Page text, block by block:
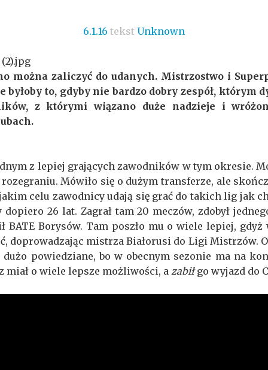
6.1.16 tekst Unknown
można zaliczyć do udanych. Mistrzostwo i
to, gdyby nie bardzo dobry zespół, którym
z którymi wiązano duże nadzieje i
z lepiej grających zawodników w tym okresie.
Mówiło się o dużym transferze, ale
celu zawodnicy udają się grać do takich lig jak
26 lat. Zagrał tam 20 meczów, zdobył
Borysów. Tam poszło mu o wiele lepiej, gdyż
doprowadzając mistrza Białorusi do Ligi Mistrzów.
powiedziane, bo w obecnym sezonie ma na
miał o wiele lepsze możliwości, azabiłgo wyjazd do